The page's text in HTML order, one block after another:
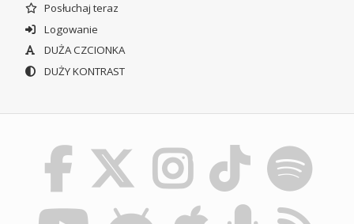
Posłuchaj teraz
Logowanie
DUŻA CZCIONKA
DUŻY KONTRAST